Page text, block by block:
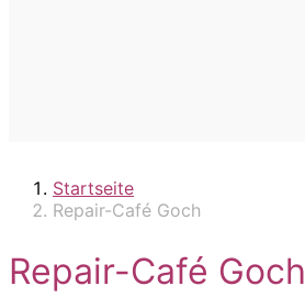
Startseite
Repair-Café Goch
Repair-Café Goch